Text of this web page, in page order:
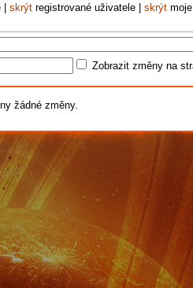
| skrýtregistrované uživatele | skrýtmoje
Zobrazit změny na
žádné změny.